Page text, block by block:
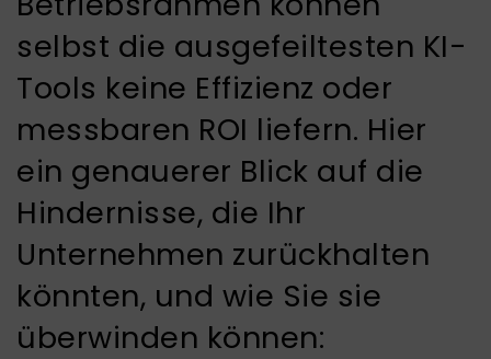
selbst die ausgefeiltesten KI-
Tools keine Effizienz oder
messbaren ROI liefern. Hier
ein genauerer Blick auf die
Hindernisse, die Ihr
Unternehmen zurückhalten
könnten, und wie Sie sie
überwinden können: